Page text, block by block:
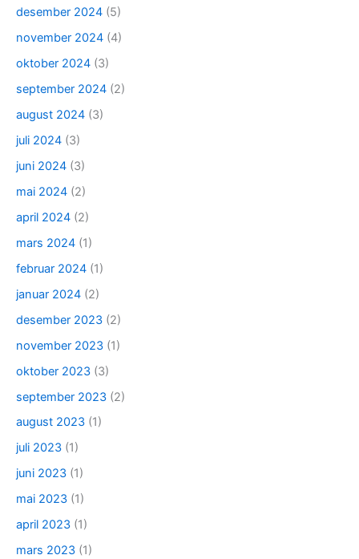
desember 2024 (5)
november 2024 (4)
oktober 2024 (3)
september 2024 (2)
august 2024 (3)
juli 2024 (3)
juni 2024 (3)
mai 2024 (2)
april 2024 (2)
mars 2024 (1)
februar 2024 (1)
januar 2024 (2)
desember 2023 (2)
november 2023 (1)
oktober 2023 (3)
september 2023 (2)
august 2023 (1)
juli 2023 (1)
juni 2023 (1)
mai 2023 (1)
april 2023 (1)
mars 2023 (1)